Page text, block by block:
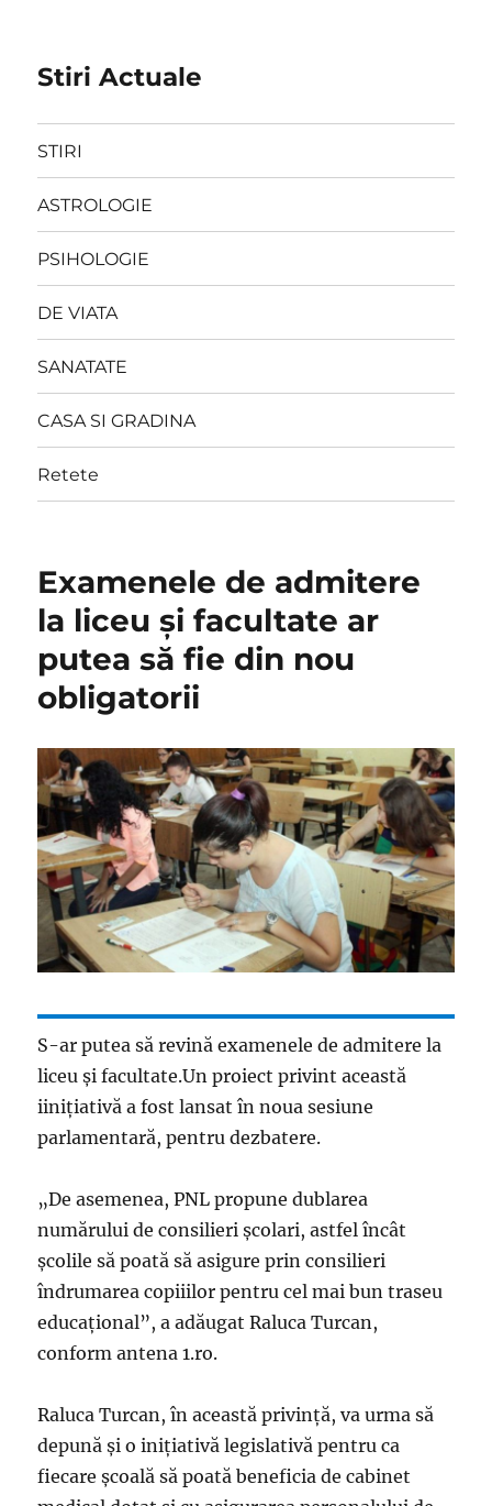
Stiri Actuale
STIRI
ASTROLOGIE
PSIHOLOGIE
DE VIATA
SANATATE
CASA SI GRADINA
Retete
Examenele de admitere
la liceu și facultate ar
putea să fie din nou
obligatorii
S-ar putea să revină examenele de admitere la
liceu și facultate.Un proiect privint această
iinițiativă a fost lansat în noua sesiune
parlamentară, pentru dezbatere.
„De asemenea, PNL propune dublarea
numărului de consilieri şcolari, astfel încât
şcolile să poată să asigure prin consilieri
îndrumarea copiiilor pentru cel mai bun traseu
educaţional”, a adăugat Raluca Turcan,
conform antena 1.ro.
Raluca Turcan, în această privință, va urma să
depună și o inițiativă legislativă pentru ca
fiecare școală să poată beneficia de cabinet